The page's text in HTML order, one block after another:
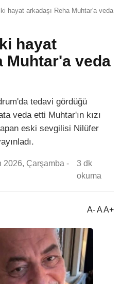
hayat arkadaşı Reha Muhtar'a veda
hayat
Muhtar'a veda
tedavi gördüğü
veda etti Muhtar'ın kızı
eski sevgilisi Nilüfer
2026, Çarşamba -
3 dk
okuma
A- A A+